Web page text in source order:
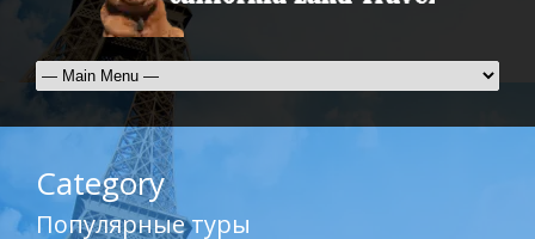
Category
Популярные туры